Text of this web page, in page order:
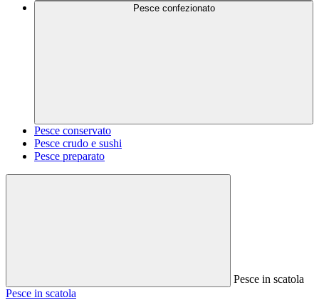
Pesce confezionato
Pesce conservato
Pesce crudo e sushi
Pesce preparato
Pesce in scatola
Pesce in scatola